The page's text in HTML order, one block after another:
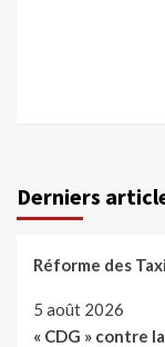
Derniers
Réforme des
5 août 2026
« CDG » contre